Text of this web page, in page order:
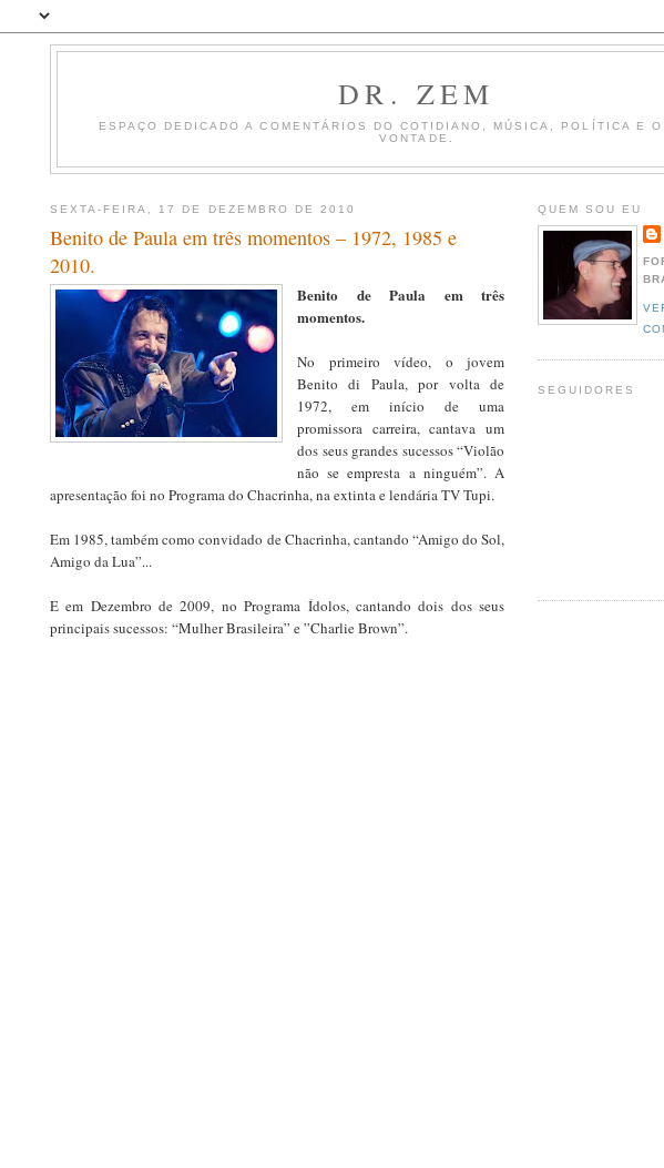
DR. ZEM
ESPAÇO DEDICADO A COMENTÁRIOS DO COTIDIANO, MÚSICA, POLÍTICA E O
VONTADE.
SEXTA-FEIRA, 17 DE DEZEMBRO DE 2010
Benito de Paula em três momentos – 1972, 1985 e
2010.
Benito de Paula em três
momentos.
No primeiro vídeo, o jovem
Benito di Paula, por volta de
1972, em início de uma
promissora carreira, cantava um
dos seus grandes sucessos “Violão
não se empresta a ninguém”. A
apresentação foi no Programa do Chacrinha, na extinta e lendária TV Tupi.
Em 1985, também como convidado de Chacrinha, cantando “Amigo do Sol,
Amigo da Lua”...
E em Dezembro de 2009, no Programa Ídolos, cantando dois dos seus
principais sucessos: “Mulher Brasileira” e ”Charlie Brown”.
QUEM SOU EU
SEGUIDORES